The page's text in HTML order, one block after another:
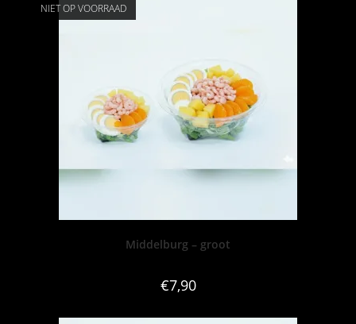
NIET OP VOORRAAD
Middelburg – groot
€7,90